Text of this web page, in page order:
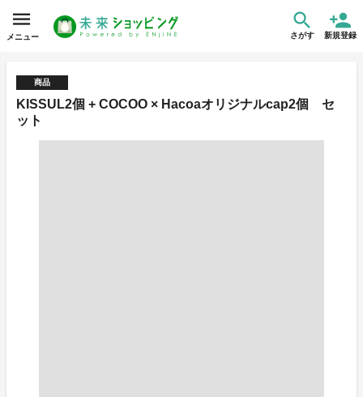
メニュー さがす 新規登録
商品
KISSUL2個 + COCOO × Hacoaオリジナルcap2個 セ
ット